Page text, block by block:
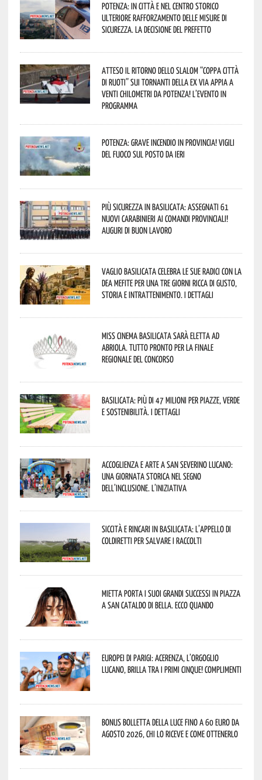
Potenza: in città e nel centro storico
ulteriore rafforzamento delle misure di
sicurezza. La decisione del Prefetto
Atteso il ritorno dello slalom “Coppa Città
di Ruoti” sui tornanti della ex via Appia a
venti chilometri da Potenza! L’evento in
programma
Potenza: grave incendio in Provincia! Vigili
del fuoco sul posto da ieri
Più sicurezza in Basilicata: assegnati 61
nuovi Carabinieri ai Comandi provinciali!
Auguri di buon lavoro
Vaglio Basilicata celebra le sue radici con la
Dea Mefite per una tre giorni ricca di gusto,
storia e intrattenimento. I dettagli
Miss Cinema Basilicata sarà eletta ad
Abriola. Tutto pronto per la finale
regionale del concorso
Basilicata: più di 47 milioni per piazze, verde
e sostenibilità. I dettagli
Accoglienza e arte a San Severino Lucano:
una giornata storica nel segno
dell’inclusione. L’iniziativa
Siccità e rincari in Basilicata: l’appello di
Coldiretti per salvare i raccolti
Mietta porta i suoi grandi successi in piazza
a San Cataldo di Bella. Ecco quando
Europei di Parigi: Acerenza, l’orgoglio
lucano, brilla tra i primi cinque! Complimenti
Bonus bolletta della luce fino a 60 euro da
agosto 2026, chi lo riceve e come ottenerlo